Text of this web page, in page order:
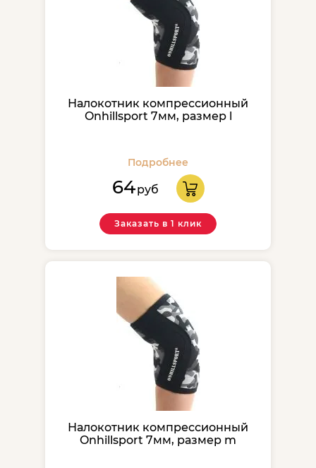
Налокотник компрессионный
Onhillsport 7мм, размер l
Подробнее
64руб
Заказать в 1 клик
Налокотник компрессионный
Onhillsport 7мм, размер m